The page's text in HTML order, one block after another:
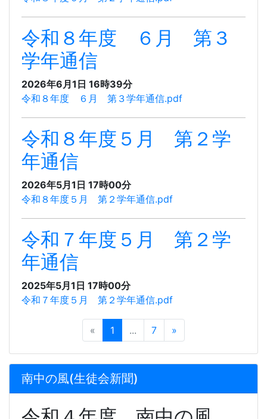
令和８年度 ６月 第３
学年通信
2026年6月1日 16時39分
令和８年度 ６月 第３学年通信.pdf
令和８年度５月 第２学
年通信
2026年5月1日 17時00分
令和８年度５月 第２学年通信.pdf
令和７年度５月 第２学
年通信
2025年5月1日 17時00分
令和７年度５月 第２学年通信.pdf
« 1 ... 7 »
南中の風(生徒会新聞)